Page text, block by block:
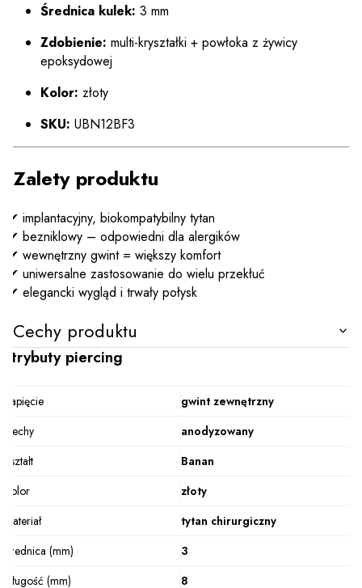
Średnica kulek: 3 mm
Zdobienie: multi-kryształki + powłoka z żywicy
epoksydowej
Kolor: złoty
SKU: UBN12BF3
Zalety produktu
✔ implantacyjny, biokompatybilny tytan
✔ bezniklowy – odpowiedni dla alergików
✔ wewnętrzny gwint = większy komfort
✔ uniwersalne zastosowanie do wielu przekłuć
✔ elegancki wygląd i trwały połysk
Cechy produktu
Atrybuty piercing
Zapięcie
gwint zewnętrzny
Cechy
anodyzowany
Kształt
Banan
Kolor
złoty
Materiał
tytan chirurgiczny
Średnica (mm)
3
Długość (mm)
8